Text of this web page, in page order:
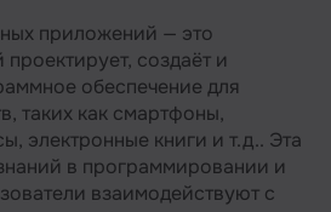
и умениями должен
мобильных
к кандидатам на
разработчика
приложений — это
создаёт и
обеспечение для
таких как смартфоны,
электронные книги и т.д.. Эта
в программировании и
взаимодействуют с